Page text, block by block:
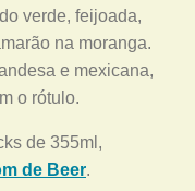
verde, feijoada,
na moranga.
e mexicana,
o rótulo.
de 355ml,
de Beer.